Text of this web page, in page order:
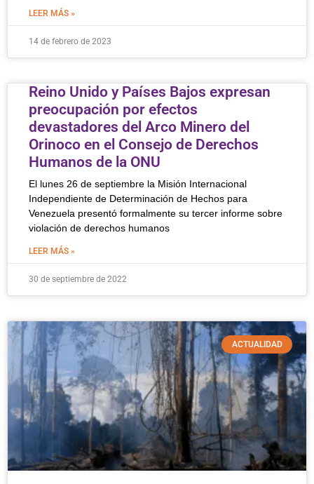
LEER MÁS »
14 de febrero de 2023
Reino Unido y Países Bajos expresan
preocupación por efectos
devastadores del Arco Minero del
Orinoco en el Consejo de Derechos
Humanos de la ONU
El lunes 26 de septiembre la Misión Internacional
Independiente de Determinación de Hechos para
Venezuela presentó formalmente su tercer informe sobre
violación de derechos humanos
LEER MÁS »
30 de septiembre de 2022
ACTUALIDAD